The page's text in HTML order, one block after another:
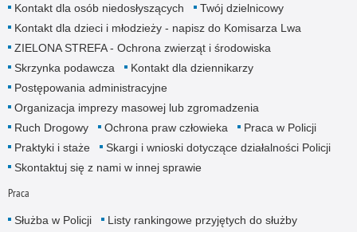
Kontakt dla osób niedosłyszących
Twój dzielnicowy
Kontakt dla dzieci i młodzieży - napisz do Komisarza Lwa
ZIELONA STREFA - Ochrona zwierząt i środowiska
Skrzynka podawcza
Kontakt dla dziennikarzy
Postępowania administracyjne
Organizacja imprezy masowej lub zgromadzenia
Ruch Drogowy
Ochrona praw człowieka
Praca w Policji
Praktyki i staże
Skargi i wnioski dotyczące działalności Policji
Skontaktuj się z nami w innej sprawie
Praca
Służba w Policji
Listy rankingowe przyjętych do służby